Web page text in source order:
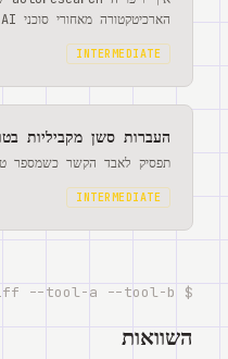
הארכיטקטורה מאחורי סוכני AI שמשפרים את עצמם
INTERMEDIATE
העברות סשן מקביליות
תפסיק לאבד הקשר כשמספר
INTERMEDIATE
$ diff --tool-a --tool-b
השוואות